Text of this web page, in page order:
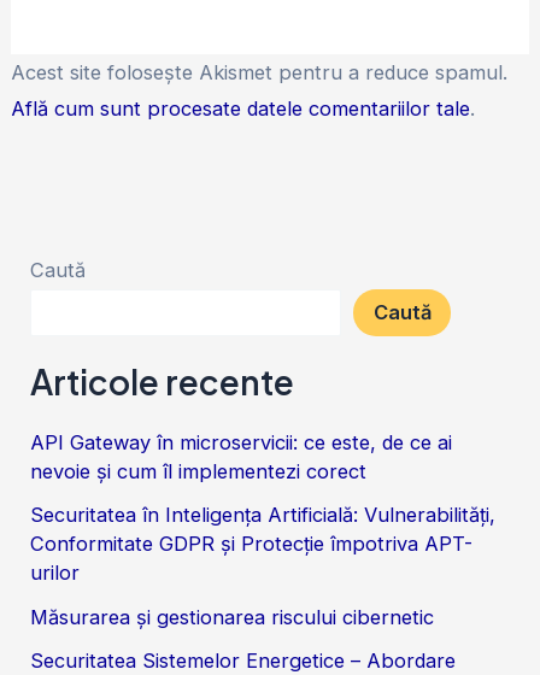
Acest site folosește Akismet pentru a reduce spamul.
Află cum sunt procesate datele comentariilor tale.
Caută
Caută
Articole recente
API Gateway în microservicii: ce este, de ce ai
nevoie și cum îl implementezi corect
Securitatea în Inteligența Artificială: Vulnerabilități,
Conformitate GDPR și Protecție împotriva APT-
urilor
Măsurarea și gestionarea riscului cibernetic
Securitatea Sistemelor Energetice – Abordare